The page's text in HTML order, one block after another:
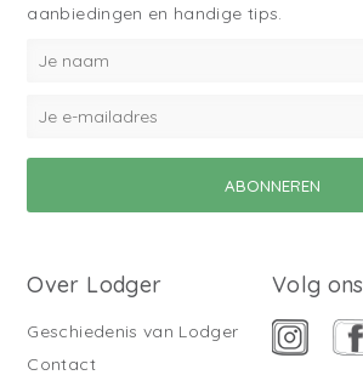
aanbiedingen en handige tips.
Over Lodger
Geschiedenis van Lodger
Contact
Volg ons